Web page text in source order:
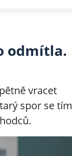
odmítla.
vracet
spor se tím